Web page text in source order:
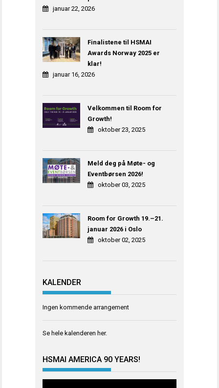
januar 22, 2026
Finalistene til HSMAI
Awards Norway 2025 er
klar!
januar 16, 2026
Velkommen til Room for
Growth!
oktober 23, 2025
Meld deg på Møte- og
Eventbørsen 2026!
oktober 03, 2025
Room for Growth 19.–21.
januar 2026 i Oslo
oktober 02, 2025
KALENDER
Ingen kommende arrangement
Se hele kalenderen her.
HSMAI AMERICA 90 YEARS!